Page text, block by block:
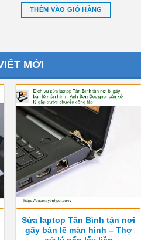
THÊM VÀO GIỎ HÀNG
MỚI
Sửa laptop Tân Bình tận nơi
gãy bản lề màn hình – Thợ